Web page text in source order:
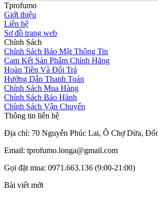
Tprofumo
Giới thiệu
Liên hệ
Sơ đồ trang web
Chính Sách
Chính Sách Bảo Mật Thông Tin
Cam Kết Sản Phẩm Chính Hãng
Hoàn Tiền Và Đổi Trả
Hướng Dẫn Thanh Toán
Chính Sách Mua Hàng
Chính Sách Bảo Hành
Chính Sách Vận Chuyển
Thông tin liên hệ
Địa chỉ: 70 Nguyễn Phúc Lai, Ô Chợ Dừa,
Email: tprofumo.longa@gmail.com
Gọi đặt mua: 0971.663.136 (9:00-21:00)
Bài viết mới